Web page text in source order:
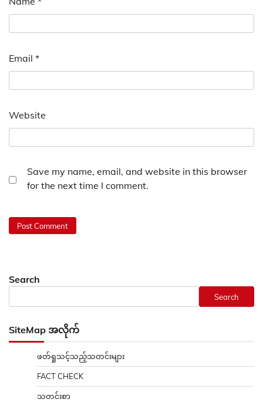
Email *
Website
Save my name, email, and website in this browser
for the next time I comment.
Search
Search
SiteMap အလိုက်
ဖတ်ရှုသင့်သည့်သတင်းများ
FACT CHECK
သတင်းစာ